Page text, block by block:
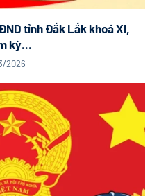
tỉnh Đắk Lắk khoá XI,
kỳ...
2026